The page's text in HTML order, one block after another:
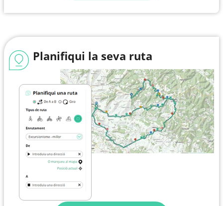
Planifiqui la seva ruta